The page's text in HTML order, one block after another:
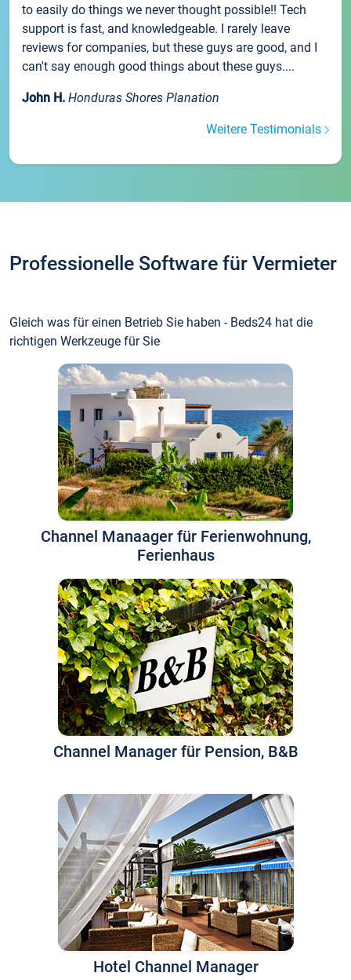
to easily do things we never thought possible!! Tech
support is fast, and knowledgeable. I rarely leave
reviews for companies, but these guys are good, and I
can't say enough good things about these guys....
John H. Honduras Shores Planation
Weitere Testimonials
Professionelle Software für Vermieter
Gleich was für einen Betrieb Sie haben - Beds24 hat die
richtigen Werkzeuge für Sie
Channel Manaager für Ferienwohnung,
Ferienhaus
Channel Manager für Pension, B&B
Hotel Channel Manager